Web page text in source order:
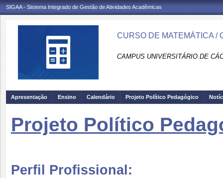
SIGAA - Sistema Integrado de Gestão de Atividades Acadêmicas
CURSO DE MATEMÁTICA /
CAMPUS UNIVERSITÁRIO DE
Apresentação Ensino Calendário Projeto Político Pedagógico
Projeto Político
Perfil Profissional: